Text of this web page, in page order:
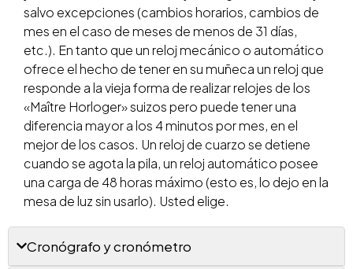
salvo excepciones (cambios horarios, cambios de
mes en el caso de meses de menos de 31 días,
etc.). En tanto que un reloj mecánico o automático
ofrece el hecho de tener en su muñeca un reloj que
responde a la vieja forma de realizar relojes de los
«Maître Horloger» suizos pero puede tener una
diferencia mayor a los 4 minutos por mes, en el
mejor de los casos. Un reloj de cuarzo se detiene
cuando se agota la pila, un reloj automático posee
una carga de 48 horas máximo (esto es, lo dejo en la
mesa de luz sin usarlo). Usted elige.
Cronógrafo y cronómetro